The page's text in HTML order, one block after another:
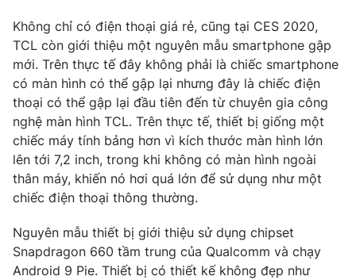
Không chỉ có điện thoại giá rẻ, cũng tại CES 2020,
TCL còn giới thiệu một nguyên mẫu smartphone gập
mới. Trên thực tế đây không phải là chiếc smartphone
có màn hình có thể gập lại nhưng đây là chiếc điện
thoại có thể gập lại đầu tiên đến từ chuyên gia công
nghệ màn hình TCL. Trên thực tế, thiết bị giống một
chiếc máy tính bảng hơn vì kích thước màn hình lớn
lên tới 7,2 inch, trong khi không có màn hình ngoài
thân máy, khiến nó hơi quá lớn để sử dụng như một
chiếc điện thoại thông thường.
Nguyên mẫu thiết bị giới thiệu sử dụng chipset
Snapdragon 660 tầm trung của Qualcomm và chạy
Android 9 Pie. Thiết bị có thiết kế không đẹp như